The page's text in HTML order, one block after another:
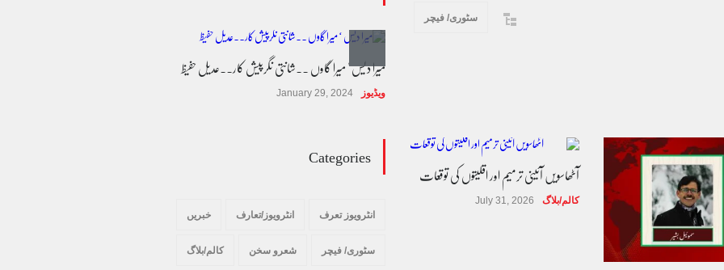
سٹوری/ فیچر
آٹھاسویں آئینی ترمیم اور اقلیتوں کی توقعات
کالم/بلاگ July 31, 2026
پسند کی شادیوں کا بڑھتا ہوا رجحان اور راولپنڈی
کی یوسیز میں اندارج پر پابندی ایک نیا تنازعہ
کالم/بلاگ
میرا دیس ' میرا گاوں ۔۔شانتی نگرپیش کار۔۔عدیل حفیظ
ویڈیوز January 29, 2024
Categories
انٹرویوز تعرف انٹرویوز/تعارف خبریں
سٹوری/ فیچر شعرو سخن کالم/بلاگ